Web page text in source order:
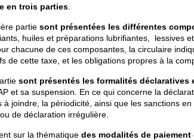
en trois parties
partie sont présentées les différentes
huiles et préparations lubrifiantes, lessives
chacune de ces composantes, la circulaire
de cette taxe, et les obligations propres à la
sont présentés les formalités déclaratives
et sa suspension. En ce qui concerne la
joindre, la périodicité, ainsi que les sanctions
de déclaration irrégulière.
sur la thématique des modalités de paiement